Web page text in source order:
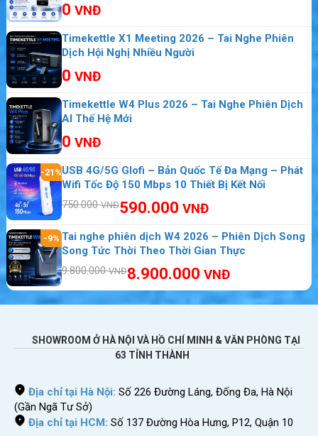
Bộ Phát WiFi 4G GlocalMe G2 Pro 7200mAh, 2 SIM
Cổng Lan và 64 Thiết Bị Kết Nối
Video Mở Hộp Bộ Phát Wifi Mifi 8800L
Một Số Hình Ảnh Về Bộ Phát Wifi Mifi 8800L
0 VNĐ
Timekettle X1 Meeting 2026 – Tai Nghe Phiên
Dịch Hội Nghị Nhiều Người
0 VNĐ
Timekettle W4 Plus 2026 – Tai Nghe Phiên Dịch
AI Thế Hệ Mới
0 VNĐ
-21%USB 4G/5G Glofi – Bản Quốc Tế Đa Mạng – Phát
Wifi Tốc Độ 150 Mbps 10 Thiết Bị Kết Nối
750.000VNĐ590.000 VNĐ
-9% Tai nghe phiên dịch W4 2026 – Phiên Dịch Song
Song Tức Thời Theo Thời Gian Thực
9.800.000VNĐ8.900.000 VNĐ
SHOWROOM Ở HÀ NỘI VÀ HỒ CHÍ MINH & VĂN PHÒNG TẠI
63 TỈNH THÀNH
Địa chỉ tại Hà Nội: Số 226 Đường Láng, Đống Đa, Hà Nội
(Gần Ngã Tư Sở)
Địa chỉ tại HCM: Số 137 Đường Hòa Hưng, P12, Quận 10